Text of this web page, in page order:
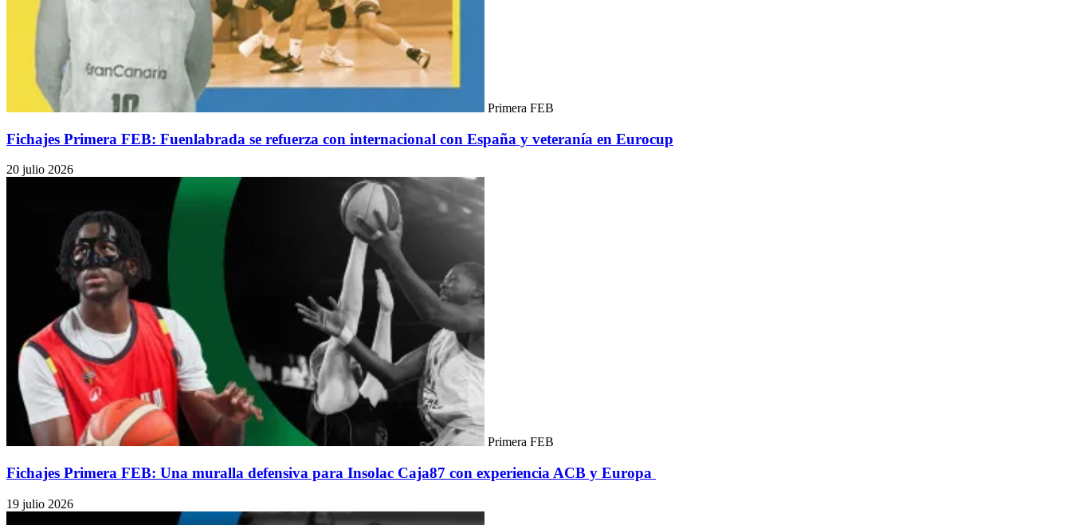
Primera FEB
Fichajes Primera FEB: Fuenlabrada se refuerza con internacional con España y veteranía en Eurocup
20 julio 2026
Primera FEB
Fichajes Primera FEB: Una muralla defensiva para Insolac Caja87 con experiencia ACB y Europa
19 julio 2026